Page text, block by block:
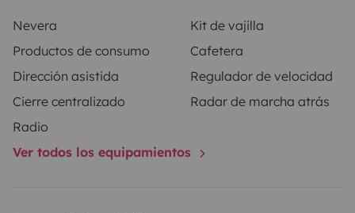
Nevera
Kit de vajilla
Productos de consumo
Cafetera
Dirección asistida
Regulador de velocidad
Cierre centralizado
Radar de marcha atrás
Radio
Ver todos los equipamientos